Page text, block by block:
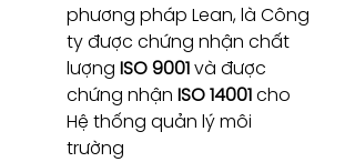
phương pháp Lean, là Công
ty được chứng nhận chất
lượng ISO 9001và được
chứng nhận ISO 14001cho
Hệ thống quản lý môi
trường